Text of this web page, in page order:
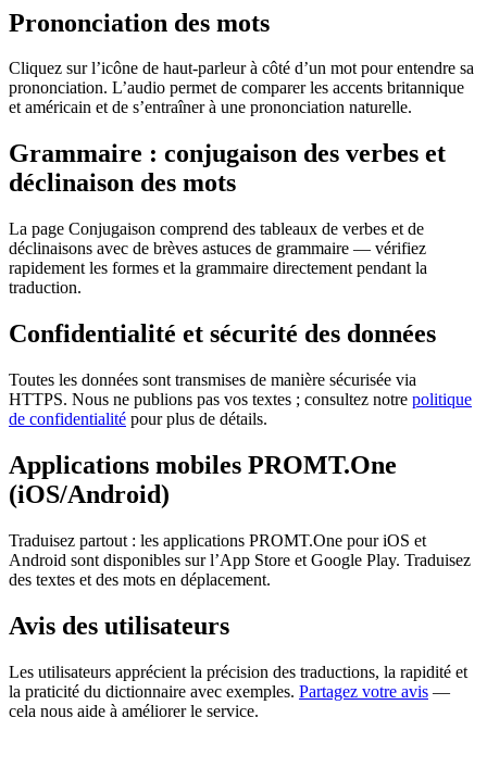
Prononciation des mots
Cliquez sur l’icône de haut-parleur à côté d’un mot pour entendre sa
prononciation. L’audio permet de comparer les accents britannique
et américain et de s’entraîner à une prononciation naturelle.
Grammaire : conjugaison des verbes et
déclinaison des mots
La page Conjugaison comprend des tableaux de verbes et de
déclinaisons avec de brèves astuces de grammaire — vérifiez
rapidement les formes et la grammaire directement pendant la
traduction.
Confidentialité et sécurité des données
Toutes les données sont transmises de manière sécurisée via
HTTPS. Nous ne publions pas vos textes ; consultez notre politique
de confidentialité pour plus de détails.
Applications mobiles PROMT.One
(iOS/Android)
Traduisez partout : les applications PROMT.One pour iOS et
Android sont disponibles sur l’App Store et Google Play. Traduisez
des textes et des mots en déplacement.
Avis des utilisateurs
Les utilisateurs apprécient la précision des traductions, la rapidité et
la praticité du dictionnaire avec exemples. Partagez votre avis —
cela nous aide à améliorer le service.